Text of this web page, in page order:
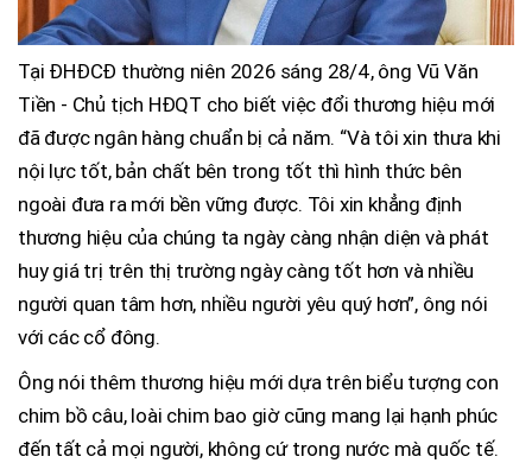
Tại ĐHĐCĐ thường niên 2026 sáng 28/4, ông Vũ Văn
Tiền - Chủ tịch HĐQT cho biết việc đổi thương hiệu mới
đã được ngân hàng chuẩn bị cả năm. “Và tôi xin thưa khi
nội lực tốt, bản chất bên trong tốt thì hình thức bên
ngoài đưa ra mới bền vững được. Tôi xin khẳng định
thương hiệu của chúng ta ngày càng nhận diện và phát
huy giá trị trên thị trường ngày càng tốt hơn và nhiều
người quan tâm hơn, nhiều người yêu quý hơn”, ông nói
với các cổ đông.
Ông nói thêm thương hiệu mới dựa trên biểu tượng con
chim bồ câu, loài chim bao giờ cũng mang lại hạnh phúc
đến tất cả mọi người, không cứ trong nước mà quốc tế.